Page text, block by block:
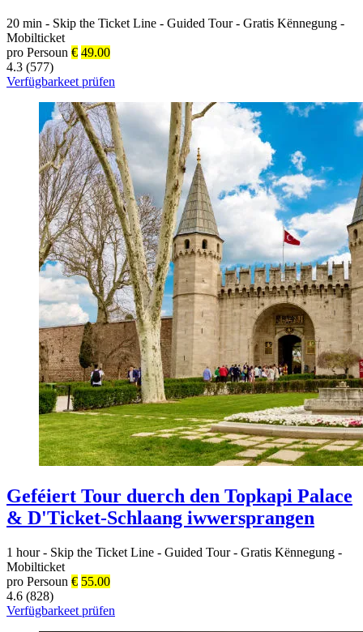
20 min - Skip the Ticket Line - Guided Tour - Gratis Kënnegung -
Mobilticket
pro Persoun € 49.00
4.3 (577)
Verfügbarkeet prüfen
Geféiert Tour duerch den Topkapi Palace
& D'Ticket-Schlaang iwwersprangen
1 hour - Skip the Ticket Line - Guided Tour - Gratis Kënnegung -
Mobilticket
pro Persoun € 55.00
4.6 (828)
Verfügbarkeet prüfen